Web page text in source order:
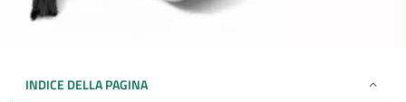
INDICE DELLA PAGINA